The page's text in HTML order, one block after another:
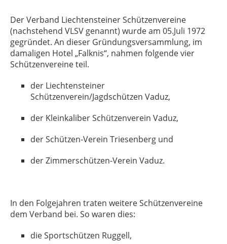
DerVerband Liechtensteiner Schützenvereine
(nachstehend VLSV genannt) wurde am 05.Juli 1972
gegründet. An dieser Gründungsversammlung, im
damaligen Hotel „Falknis“, nahmen folgende vier
Schützenvereine teil.
der Liechtensteiner
Schützenverein/Jagdschützen Vaduz,
der Kleinkaliber Schützenverein Vaduz,
der Schützen-Verein Triesenberg und
der Zimmerschützen-Verein Vaduz.
In den Folgejahren traten weitere Schützenvereine
dem Verband bei. So waren dies:
die Sportschützen Ruggell,